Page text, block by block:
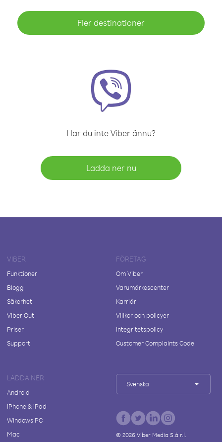
Fler destinationer
Har du inte Viber ännu?
Ladda ner nu
VIBER
Funktioner
Blogg
Säkerhet
Viber Out
Priser
Support
FÖRETAG
Om Viber
Varumärkescenter
Karriär
Villkor och policyer
Integritetspolicy
Customer Complaints Code
LADDA NER
Android
iPhone & iPad
Windows PC
Mac
Svenska
© 2026Viber Media S.à r.l.